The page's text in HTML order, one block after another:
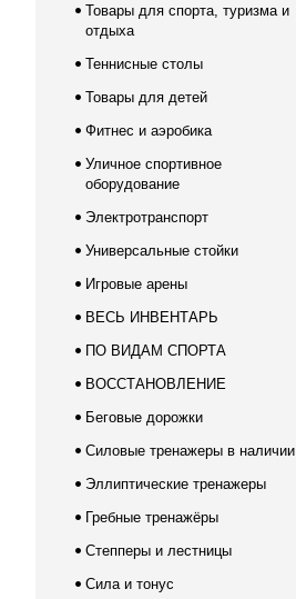
Товары для спорта, туризма и
отдыха
Теннисные столы
Товары для детей
Фитнес и аэробика
Уличное спортивное
оборудование
Электротранспорт
Универсальные стойки
Игровые арены
ВЕСЬ ИНВЕНТАРЬ
ПО ВИДАМ СПОРТА
ВОССТАНОВЛЕНИЕ
Беговые дорожки
Силовые тренажеры в наличии
Эллиптические тренажеры
Гребные тренажёры
Степперы и лестницы
Сила и тонус